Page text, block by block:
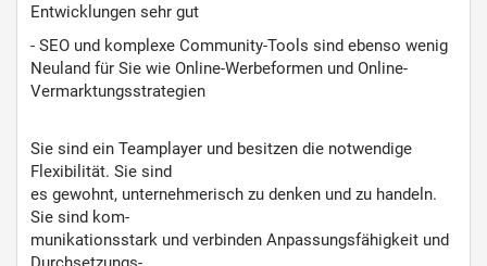
Entwicklungen sehr gut
- SEO und komplexe Community-Tools sind ebenso wenig
Neuland für Sie wie Online-Werbeformen und Online-
Vermarktungsstrategien
Sie sind ein Teamplayer und besitzen die notwendige
Flexibilität. Sie sind
es gewohnt, unternehmerisch zu denken und zu handeln.
Sie sind kom-
munikationsstark und verbinden Anpassungsfähigkeit und